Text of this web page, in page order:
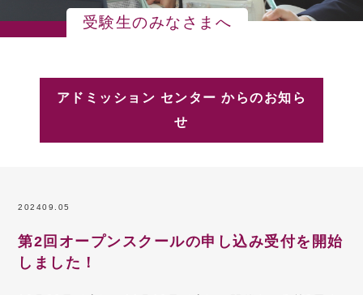
受験生のみなさまへ
アドミッション センター からのお知ら
せ
202409.05
第2回オープンスクールの申し込み受付を開始
しました！